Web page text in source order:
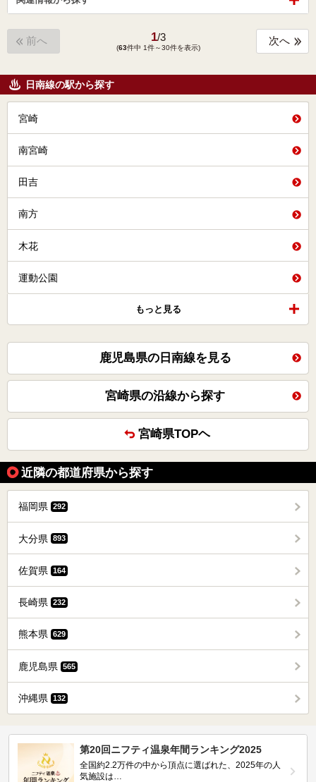
前へ 1/3
(63件中 1件～30件を表示)
次へ
日南線の駅から探す
宮崎
南宮崎
田吉
南方
木花
運動公園
もっと見る
鹿児島県の日南線を見る
宮崎県の沿線から探す
宮崎県TOPヘ
近隣の都道府県から探す
福岡県 292
大分県 893
佐賀県 164
長崎県 232
熊本県 629
鹿児島県 565
沖縄県 132
第20回ニフティ温泉年間ランキング2025
全国約2.2万件の中から頂点に選ばれた、2025年の人
気施設は…